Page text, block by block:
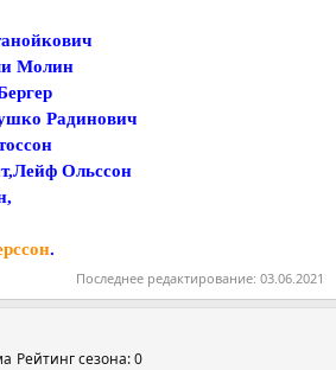
Молин
Радинович
Ольссон
.
Последнее редактирование: 03.06.2021
Рейтинг сезона: 0